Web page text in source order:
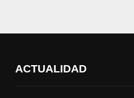
ACTUALIDAD